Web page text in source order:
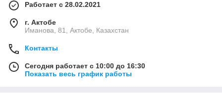
Работает с 28.02.2021
г. Актобе
Иманова, 81, Актобе, Казахстан
Контакты
Сегодня работает с 10:00 до 16:30
Показать весь график работы